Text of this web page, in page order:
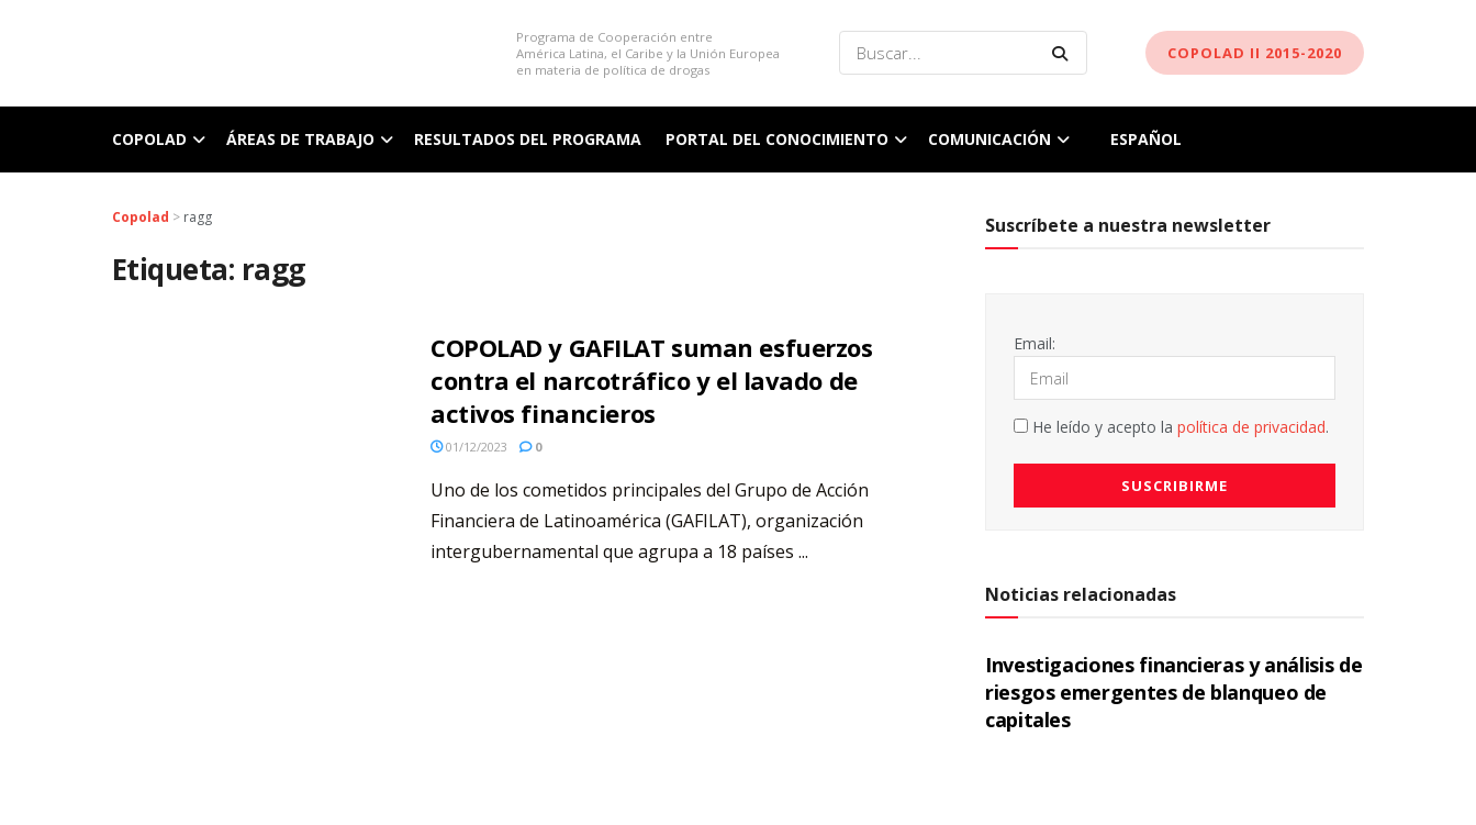
Programa de Cooperación entre
América Latina, el Caribe y la Unión Europea
en materia de política de drogas
COPOLAD II 2015-2020
COPOLAD ÁREAS DE TRABAJO RESULTADOS DEL PROGRAMA PORTAL DEL CONOCIMIENTO COMUNICACIÓN ESPAÑOL
Copolad > ragg
Etiqueta: ragg
COPOLAD y GAFILAT suman esfuerzos
contra el narcotráfico y el lavado de
activos financieros
01/12/2023 0
Uno de los cometidos principales del Grupo de Acción
Financiera de Latinoamérica (GAFILAT), organización
intergubernamental que agrupa a 18 países ...
Suscríbete a nuestra newsletter
Email:
He leído y acepto la política de privacidad.
Noticias relacionadas
Investigaciones financieras y análisis de
riesgos emergentes de blanqueo de
capitales